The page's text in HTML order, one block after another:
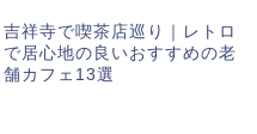
吉祥寺で喫茶店巡り｜レトロ
で居心地の良いおすすめの老
舗カフェ13選